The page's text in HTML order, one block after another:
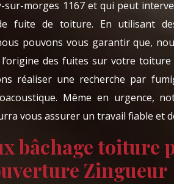
sur-morges 1167 et qui peut
fuite de toiture. En utilisant
pouvons vous garantir que,
des fuites sur votre toiture
réaliser une recherche par
Même en urgence,
vous assurer un travail fiable et
bâchage toiture
Zingueur